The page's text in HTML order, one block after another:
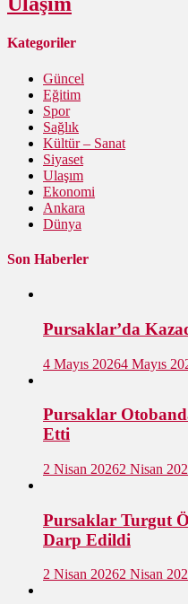
Kategoriler
Güncel
Eğitim
Spor
Sağlık
Kültür – Sanat
Siyaset
Ulaşım
Ekonomi
Ankara
Dünya
Son Haberler
Pursaklar’da
4 Mayıs 20264 Mayıs
Pursaklar
Etti
2 Nisan 20262 Nisan
Pursaklar Turgut
Darp Edildi
2 Nisan 20262 Nisan